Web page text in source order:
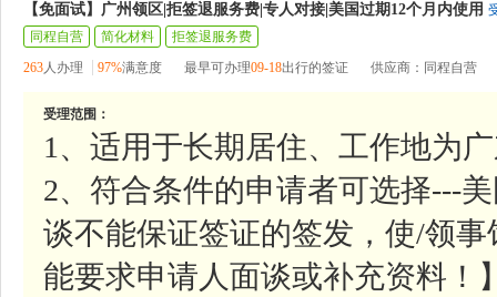
【免面试】广州领区|拒签退服务费|专人对接|美国过期12个月内使用
同程自营
简化材料
拒签退服务费
263人办理 97%满意度 最早可办理09-18出行的签证 供应商：同程自营
受理范围：
1、适用于长期居住、工作地为
2、符合条件的申请者可选择---
谈不能保证签证的签发，使/领
能要求申请人面谈或补充资料！